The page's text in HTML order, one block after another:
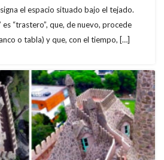
el espacio situado bajo el tejado.
es “trastero”, que, de nuevo, procede
o tabla) y que, con el tiempo, […]